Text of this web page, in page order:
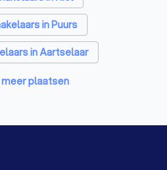
in Puurs
in Aartselaar
in Mechelen
Londerzeel Malderen
plaatsen